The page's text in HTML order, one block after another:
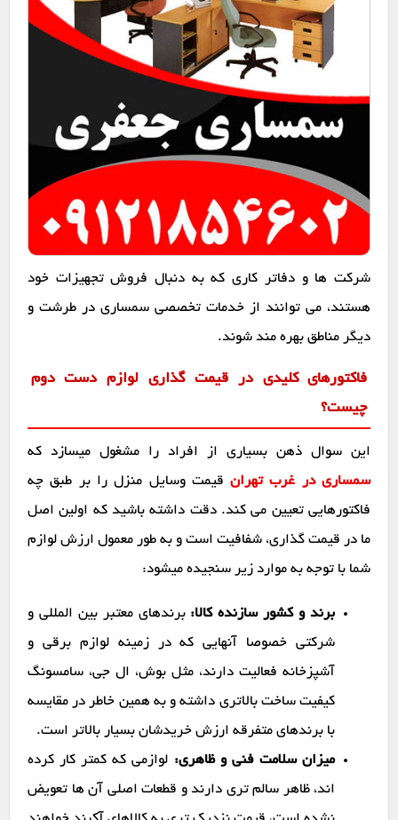
شرکت ها و دفاتر کاری که به دنبال فروش تجهیزات خود
هستند، می توانند از خدمات تخصصی سمساری در طرشت و
دیگر مناطق بهره مند شوند.
فاکتورهای کلیدی در قیمت گذاری لوازم دست دوم
چیست؟
این سوال ذهن بسیاری از افراد را مشغول میسازد که
سمساری در غرب تهرانقیمت وسایل منزل را بر طبق چه
فاکتورهایی تعیین می کند. دقت داشته باشید که اولین اصل
ما در قیمت گذاری، شفافیت است و به طور معمول ارزش لوازم
شما با توجه به موارد زیر سنجیده میشود:
برند و کشور سازنده کالا: برندهای معتبر بین المللی و
شرکتی خصوصا آنهایی که در زمینه لوازم برقی و
آشپزخانه فعالیت دارند، مثل بوش، ال جی، سامسونگ
کیفیت ساخت بالاتری داشته و به همین خاطر در مقایسه
با برندهای متفرقه ارزش خریدشان بسیار بالاتر است.
میزان سلامت فنی و ظاهری: لوازمی که کمتر کار کرده
اند، ظاهر سالم تری دارند و قطعات اصلی آن ها تعویض